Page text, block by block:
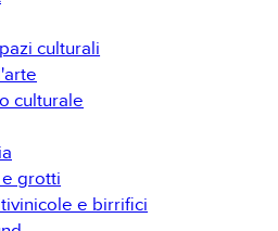
culturali
culturale
grotti
e birrifici